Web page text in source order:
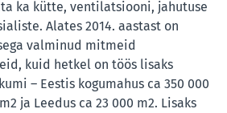
ka kütte, ventilatsiooni, jahutuse
Alates 2014. aastast on
valminud mitmeid
kuid hetkel on töös lisaks
– Eestis kogumahus ca 350 000
ja Leedus ca 23 000 m2. Lisaks